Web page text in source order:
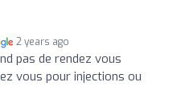
2 years ago
pas de rendez vous
vous pour injections ou